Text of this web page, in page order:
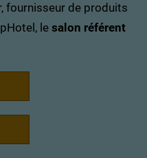
fournisseur de produits
le salon référent